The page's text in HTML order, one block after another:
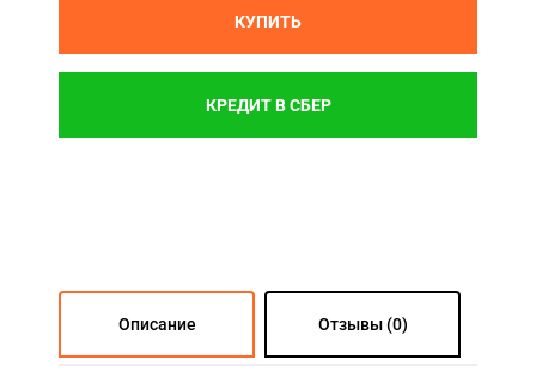
КУПИТЬ
КРЕДИТ В СБЕР
Описание Отзывы (0)